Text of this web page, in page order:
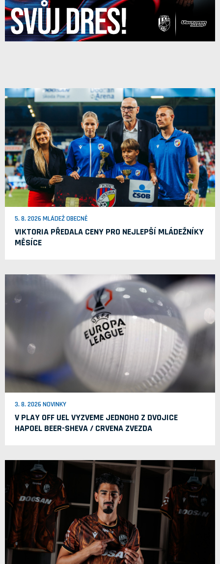
5. 8. 2026 MLÁDEŽ OBECNĚ
VIKTORIA PŘEDALA CENY PRO NEJLEPŠÍ MLÁDEŽNÍKY
MĚSÍCE
3. 8. 2026 NOVINKY
V PLAY OFF UEL VYZVEME JEDNOHO Z DVOJICE
HAPOEL BEER-SHEVA / CRVENA ZVEZDA